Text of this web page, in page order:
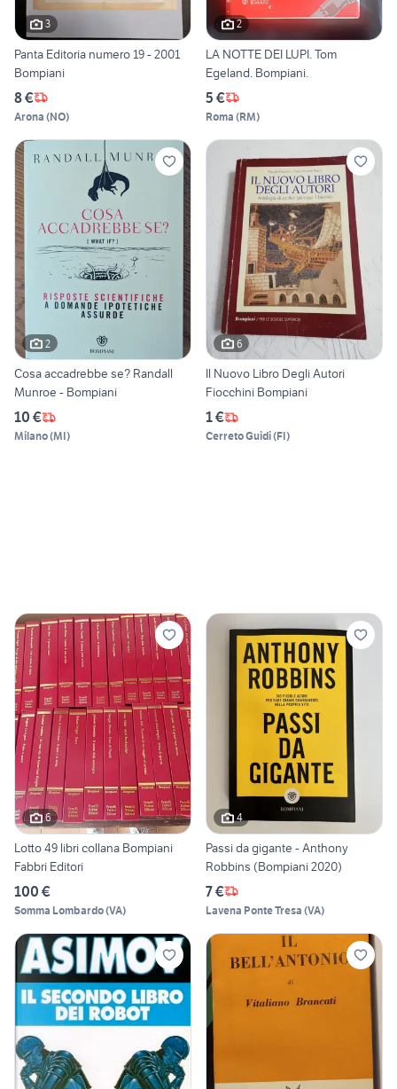
3
Panta Editoria numero 19 - 2001
Bompiani
8 €
Arona (NO)
2
LA NOTTE DEI LUPI. Tom
Egeland. Bompiani.
5 €
Roma (RM)
2
Cosa accadrebbe se? Randall
Munroe - Bompiani
10 €
Milano(MI)
6
Il Nuovo Libro Degli Autori
Fiocchini Bompiani
1 €
Cerreto Guidi(FI)
6
Lotto 49 libri collana Bompiani
Fabbri Editori
100 €
Somma Lombardo(VA)
4
Passi da gigante - Anthony
Robbins (Bompiani 2020)
7 €
Lavena Ponte Tresa (VA)